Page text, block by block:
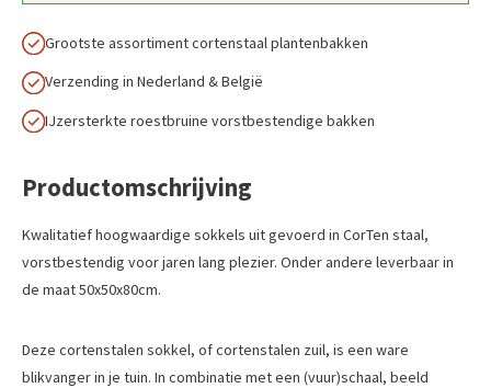
Grootste assortiment cortenstaal plantenbakken
Verzending in Nederland & België
IJzersterkte roestbruine vorstbestendige bakken
Productomschrijving
Kwalitatief hoogwaardige sokkels uit gevoerd in CorTen staal,
vorstbestendig voor jaren lang plezier. Onder andere leverbaar in
de maat 50x50x80cm.
Deze cortenstalen sokkel, of cortenstalen zuil, is een ware
blikvanger in je tuin. In combinatie met een (vuur)schaal, beeld